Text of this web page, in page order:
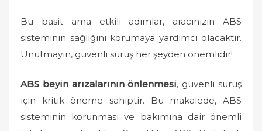
Bu basit ama etkili adımlar, aracınızın ABS
sisteminin sağlığını korumaya yardımcı olacaktır.
Unutmayın, güvenli sürüş her şeyden önemlidir!
ABS beyin arızalarının önlenmesi, güvenli sürüş
için kritik öneme sahiptir. Bu makalede, ABS
sisteminin korunması ve bakımına dair önemli